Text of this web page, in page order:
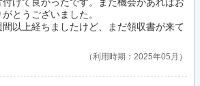
けて良かったです。また機会があればお
とうございました。
以上経ちましたけど、まだ領収書が来て
利用時期：2025年05月